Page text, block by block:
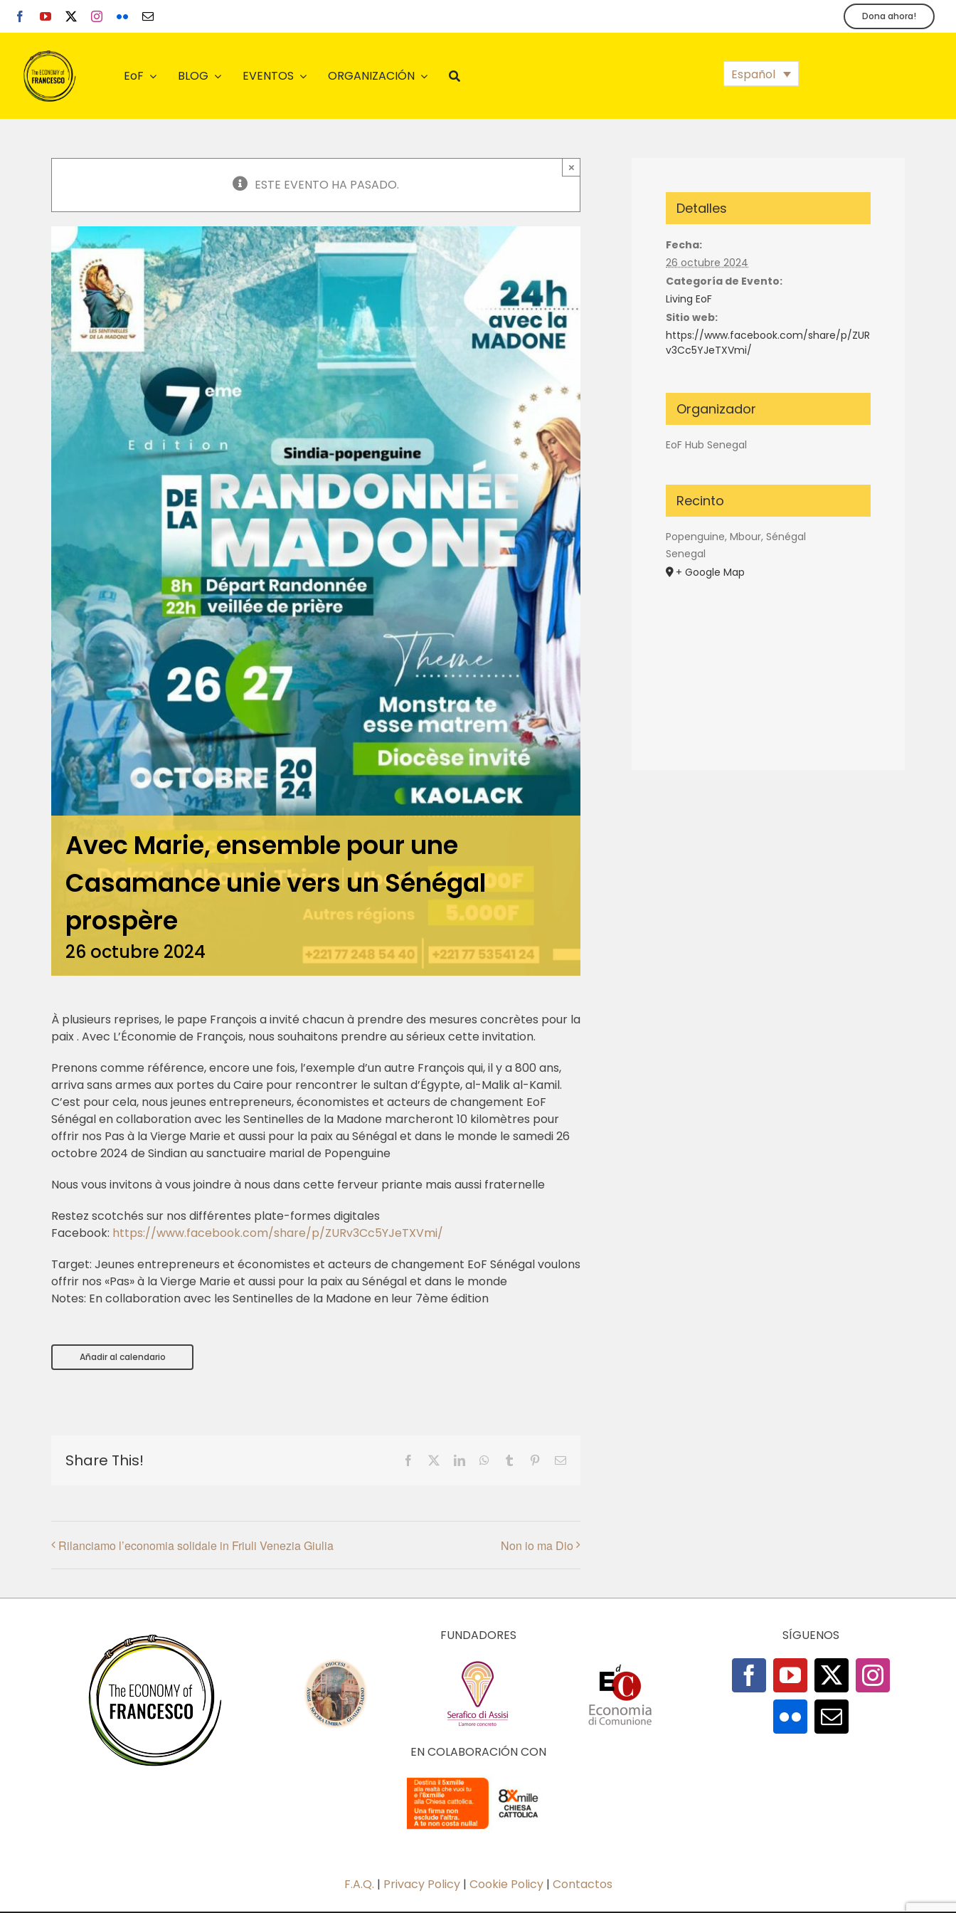
Skip
Dona ahora!
EoF BLOG EVENTOS ORGANIZACIÓN Español
ESTE EVENTO HA PASADO.
×
Avec Marie, ensemble pour une
Casamance unie vers un Sénégal
prospère
26 octubre 2024
À plusieurs reprises, le pape François a invité chacun à prendre des mesures concrètes pour la
paix . Avec L’Économie de François, nous souhaitons prendre au sérieux cette invitation.
Prenons comme référence, encore une fois, l’exemple d’un autre François qui, il y a 800 ans,
arriva sans armes aux portes du Caire pour rencontrer le sultan d’Égypte, al-Malik al-Kamil.
C’est pour cela, nous jeunes entrepreneurs, économistes et acteurs de changement EoF
Sénégal en collaboration avec les Sentinelles de la Madone marcheront 10 kilomètres pour
offrir nos Pas à la Vierge Marie et aussi pour la paix au Sénégal et dans le monde le samedi 26
octobre 2024 de Sindian au sanctuaire marial de Popenguine
Nous vous invitons à vous joindre à nous dans cette ferveur priante mais aussi fraternelle
Restez scotchés sur nos différentes plate-formes digitales
Facebook: https://www.facebook.com/share/p/ZURv3Cc5YJeTXVmi/
Target: Jeunes entrepreneurs et économistes et acteurs de changement EoF Sénégal voulons
offrir nos «Pas» à la Vierge Marie et aussi pour la paix au Sénégal et dans le monde
Notes: En collaboration avec les Sentinelles de la Madone en leur 7ème édition
Añadir al calendario
Share This! Facebook LinkedInWhatsApp
Tumblr PinterestEmail
Rilanciamo l’economia solidale in Friuli Venezia Giulia Non io ma Dio
Detalles
Fecha:
26 octubre 2024
Categoría de Evento:
Living EoF
Sitio web:
https://www.facebook.com/share/p/ZUR
v3Cc5YJeTXVmi/
Organizador
EoF Hub Senegal
Recinto
Popenguine, Mbour, Sénégal
Senegal
+ Google Map
FUNDADORES
EN COLABORACIÓN CON
SÍGUENOS
F.A.Q. | Privacy Policy| Cookie Policy| Contactos